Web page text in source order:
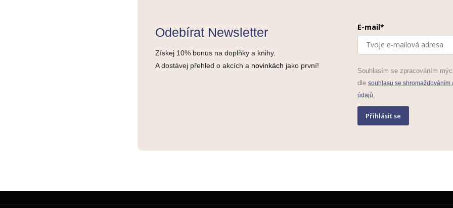
Odebírat Newsletter
Získej 10% bonus na doplňky a knihy.
A dostávej přehled o akcích a novinkách jako první!
E-mail*
Souhlasím se zpracováním
dle souhlasu se shromažďováním
údajů.
Přihlásit se